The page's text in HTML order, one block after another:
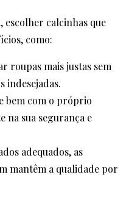
escolher calcinhas que
como:
roupas mais justas sem
indesejadas.
bem com o próprio
na sua segurança e
adequados, as
mantêm a qualidade por